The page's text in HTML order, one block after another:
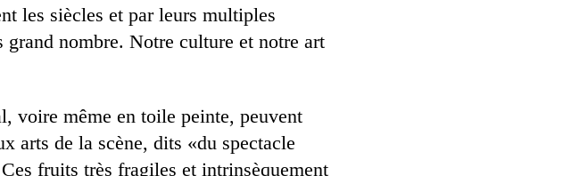
les siècles et par leurs multiples
nombre. Notre culture et notre art
voire même en toile peinte, peuvent
arts de la scène, dits «du spectacle
fruits très fragiles et intrinsèquement